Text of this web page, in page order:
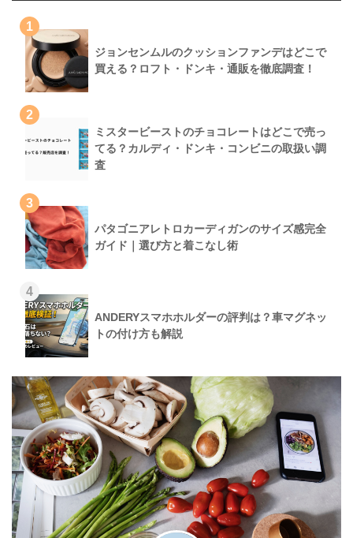
1
ジョンセンムルのクッションファンデはどこで
買える？ロフト・ドンキ・通販を徹底調査！
2
ミスタービーストのチョコレートはどこで売っ
てる？カルディ・ドンキ・コンビニの取扱い調
査
3
パタゴニアレトロカーディガンのサイズ感完全
ガイド｜選び方と着こなし術
4
ANDERYスマホホルダーの評判は？車マグネッ
トの付け方も解説